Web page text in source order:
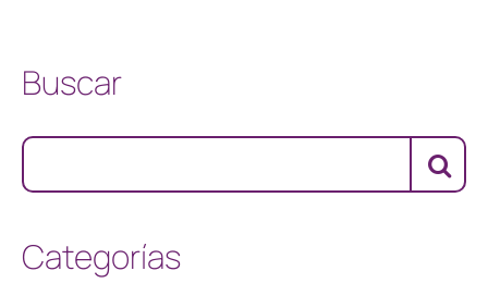
Buscar
Categorías